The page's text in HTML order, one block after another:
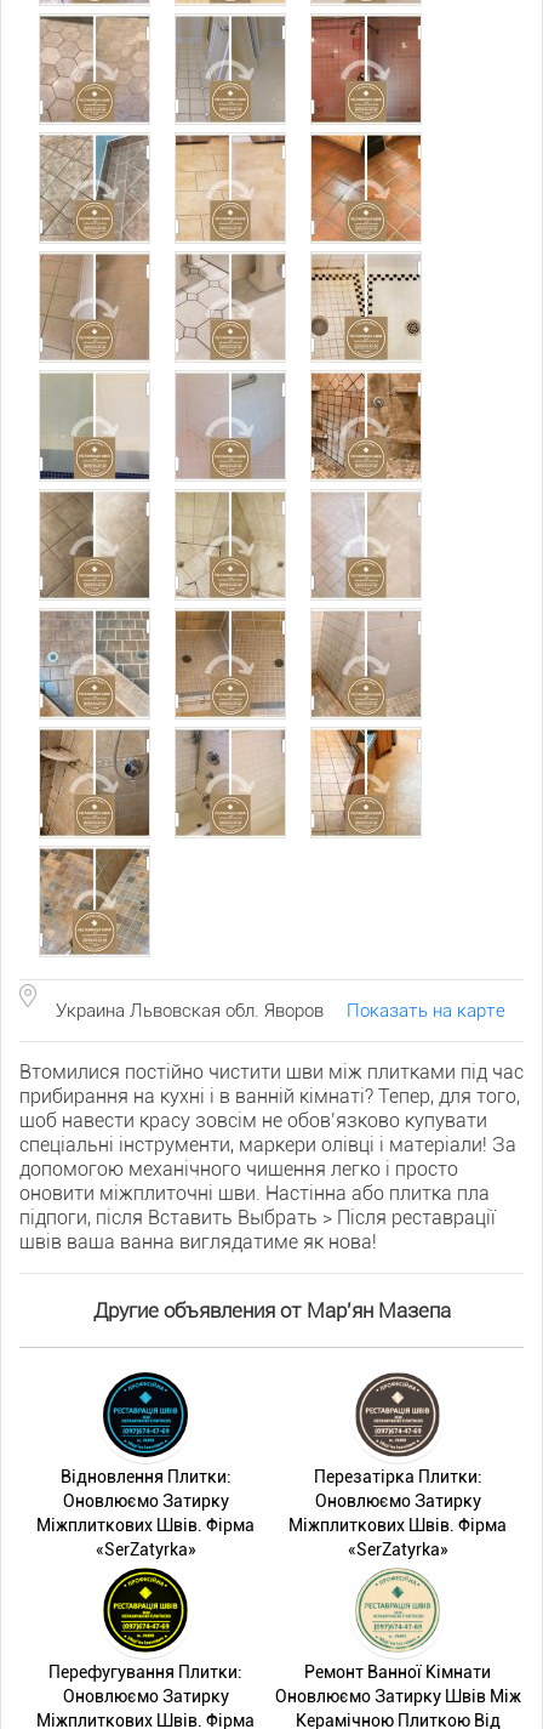
Украина Львовская обл. Яворов Показать на карте
Втомилися постійно чистити шви між плитками під час
прибирання на кухні і в ванній кімнаті? Тепер, для того,
щоб навести красу зовсім не обовʼязково купувати
спеціальні інструменти, маркери олівці і матеріали! За
допомогою механічного чищення легко і просто
оновити міжплиточні шви. Настінна або плитка пла
підпоги, після Вставить Выбрать > Після реставрації
швів ваша ванна виглядатиме як нова!
Другие объявления от Мар'ян Мазепа
Відновлення Плитки:
Оновлюємо Затирку
Міжплиткових Швів. Фірма
«SerZatyrka»
Перезатірка Плитки:
Оновлюємо Затирку
Міжплиткових Швів. Фірма
«SerZatyrka»
Перефугування Плитки:
Оновлюємо Затирку
Міжплиткових Швів. Фірма
Ремонт Ванної Кімнати
Оновлюємо Затирку Швів Між
Керамічною Плиткою Від